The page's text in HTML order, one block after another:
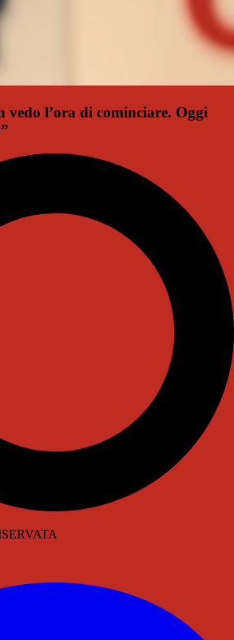
vedo l’ora di cominciare. Oggi